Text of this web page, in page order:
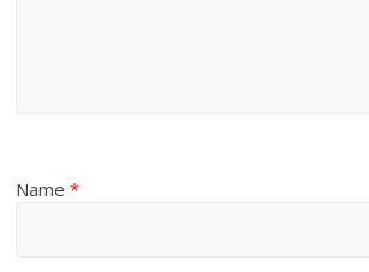
Name*